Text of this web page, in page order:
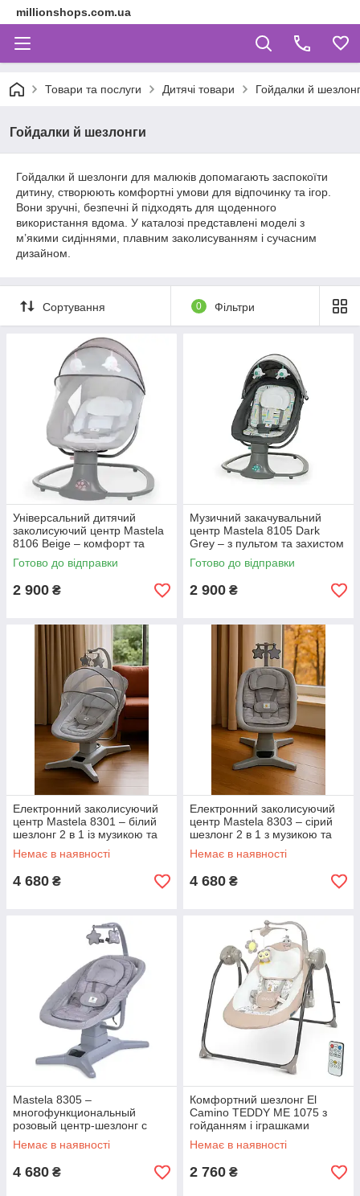
millionshops.com.ua
Товари та послуги Дитячі товари Гойдалки й
Гойдалки й шезлонги
Гойдалки й шезлонги для малюків допомагають заспокоїти
дитину, створюють комфортні умови для відпочинку та ігор.
Вони зручні, безпечні й підходять для щоденного
використання вдома. У каталозі представлені моделі з
м’якими сидіннями, плавним заколисуванням і сучасним
дизайном.
Сортування 0 Фільтри
Універсальний дитячий
заколисуючий центр Mastela
8106 Beige – комфорт та
безпека
Готово до відправки
2 900 ₴
Музичний закачувальний
центр Mastela 8105 Dark
Grey – з пультом та захистом
від комах
Готово до відправки
2 900 ₴
Електронний заколисуючий
центр Mastela 8301 – білий
шезлонг 2 в 1 із музикою та
пультом
Немає в наявності
4 680 ₴
Електронний заколисуючий
центр Mastela 8303 – сірий
шезлонг 2 в 1 з музикою та
Bluetooth
Немає в наявності
4 680 ₴
Mastela 8305 –
многофункциональный
розовый центр-шезлонг с
музыкой и Bluetooth
Немає в наявності
4 680 ₴
Комфортний шезлонг El
Camino TEDDY ME 1075 з
гойданням і іграшками
Немає в наявності
2 760 ₴